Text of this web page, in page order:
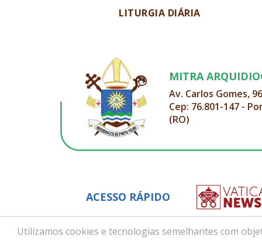
Utilizamos cookies e tecnologias semelhantes com
LITURGIA DIÁRIA
MITRA
Av. Carlos Gomes,
Cep: 76.801-147 -
(RO)
ACESSO RÁPIDO